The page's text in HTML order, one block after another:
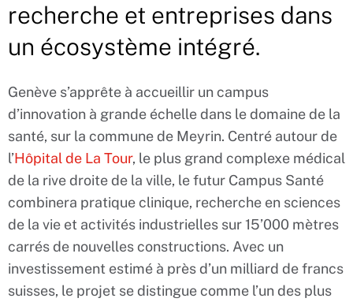
recherche et entreprises dans
un écosystème intégré.
Genève s’apprête à accueillir un campus
d’innovation à grande échelle dans le domaine de la
santé, sur la commune de Meyrin. Centré autour de
l’Hôpital de La Tour, le plus grand complexe médical
de la rive droite de la ville, le futur Campus Santé
combinera pratique clinique, recherche en sciences
de la vie et activités industrielles sur 15’000 mètres
carrés de nouvelles constructions. Avec un
investissement estimé à près d’un milliard de francs
suisses, le projet se distingue comme l’un des plus